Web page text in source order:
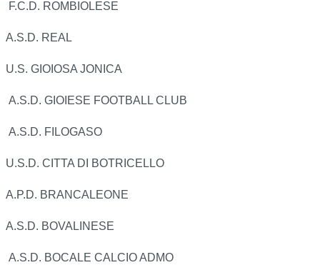
F.C.D. ROMBIOLESE
A.S.D. REAL
U.S. GIOIOSA JONICA
A.S.D. GIOIESE FOOTBALL CLUB
A.S.D. FILOGASO
U.S.D. CITTA DI BOTRICELLO
A.P.D. BRANCALEONE
A.S.D. BOVALINESE
A.S.D. BOCALE CALCIO ADMO